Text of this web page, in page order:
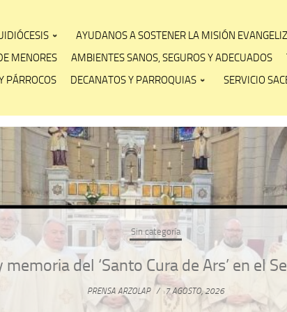
AYUDANOS A SOSTENER LA MISIÓN
MENORES
AMBIENTES SANOS, SEGUROS Y ADECUADOS
PÁRROCOS
DECANATOS Y PARROQUIAS SERVICIO
Sin categoría
del ‘Santo Cura de Ars’ en el
PRENSA ARZOLAP / 7 AGOSTO, 2026